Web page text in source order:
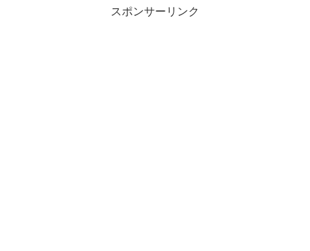
スポンサーリンク